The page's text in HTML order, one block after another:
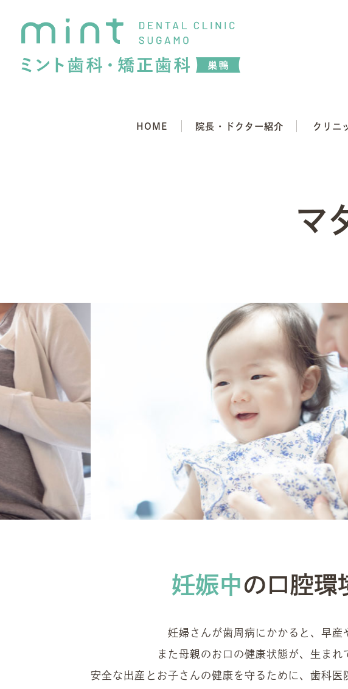
HOME 院長・ドクター紹介 クリニ
マ
妊娠中の口腔環
妊婦さんが歯周病にかかると、早産
また母親のお口の健康状態が、生ま
安全な出産とお子さんの健康を守るために、 歯科医